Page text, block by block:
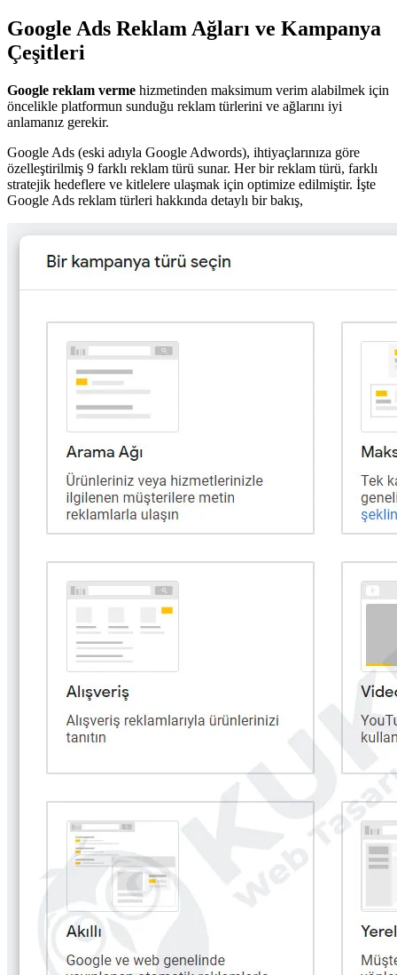
Google Ads Reklam Ağları ve Kampanya
Çeşitleri
Google reklam verme hizmetinden maksimum verim alabilmek için
öncelikle platformun sunduğu reklam türlerini ve ağlarını iyi
anlamanız gerekir.
Google Ads (eski adıyla Google Adwords), ihtiyaçlarınıza göre
özelleştirilmiş 9 farklı reklam türü sunar. Her bir reklam türü, farklı
stratejik hedeflere ve kitlelere ulaşmak için optimize edilmiştir. İşte
Google Ads reklam türleri hakkında detaylı bir bakış,